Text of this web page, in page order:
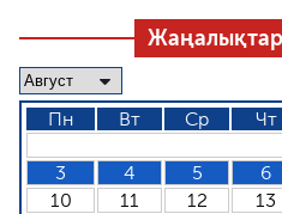
Пн Вт Ср Чт
3
4 5 6
10
11 12 13